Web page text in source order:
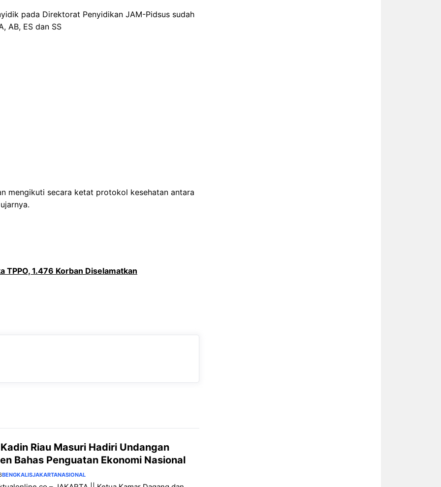
pada Direktorat Penyidikan JAM-Pidsus sudah
AB, ES dan SS
mengikuti secara ketat protokol kesehatan antara
TPPO, 1.476 Korban Diselamatkan
Riau Masuri Hadiri Undangan
Bahas Penguatan Ekonomi Nasional
BENGKALISJAKARTANASIONAL